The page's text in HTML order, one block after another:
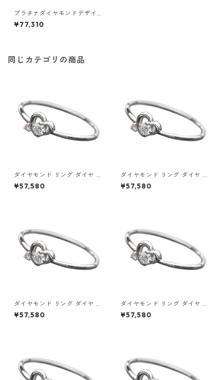
プラチナダイヤモンドデザイ
ンリング3型 ウェビングハート
17号 指輪 ジュエリー アクセサ
¥77,310
同じカテゴリの商品
ダイヤモンド リング ダイヤ ア
イスブルーダイヤ 合計0.06ct
8.5号 プラチナ Pt950 ハート
¥57,580
ダイヤモンド リング ダイヤ ア
イスブルーダイヤ 合計0.06ct
9号 プラチナ Pt950 ハートモ
¥57,580
ダイヤモンド リング ダイヤ ア
イスブルーダイヤ 合計0.06ct
9.5号 プラチナ Pt950 ハート
¥57,580
ダイヤモンド リング ダイヤ ア
イスブルーダイヤ 合計0.06ct
10号 プラチナ Pt950 ハート
¥57,580